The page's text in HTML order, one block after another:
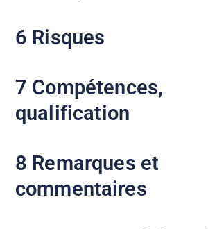
6 Risques
7 Compétences,
qualification
8 Remarques et
commentaires